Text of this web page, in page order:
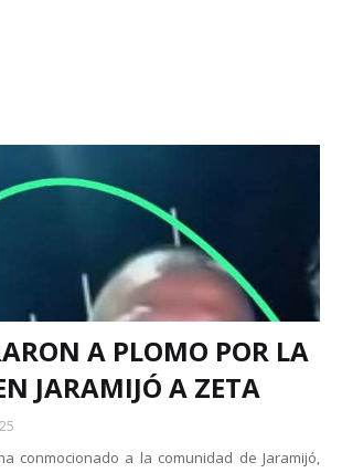
A PLOMO POR LA
JARAMIJÓ A ZETA
conmocionado a la comunidad de Jaramijó,